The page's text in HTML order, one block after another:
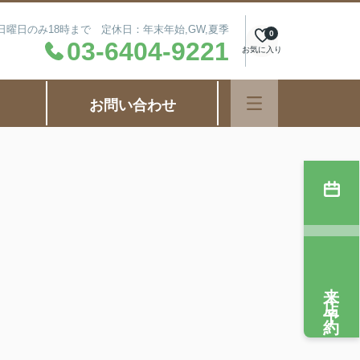
曜日のみ18時まで 定休日：年末年始,GW,夏季
03-6404-9221 お気に入り
0
お問い合わせ
来店予約